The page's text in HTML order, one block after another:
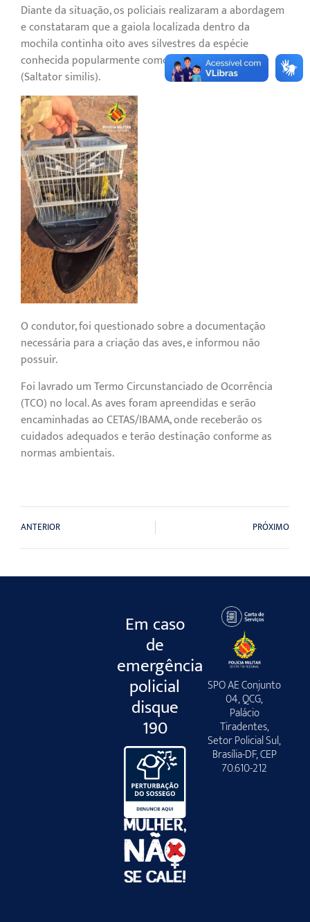
Diante da situação, os policiais realizaram a abordagem
e constataram que a gaiola localizada dentro da
mochila continha oito aves silvestres da espécie
conhecida popularmente como canário-da-terra
(Saltator similis).
O condutor, foi questionado sobre a documentação
necessária para a criação das aves, e informou não
possuir.
Foi lavrado um Termo Circunstanciado de Ocorrência
(TCO) no local. As aves foram apreendidas e serão
encaminhadas ao CETAS/IBAMA, onde receberão os
cuidados adequados e terão destinação conforme as
normas ambientais.
ANTERIOR PRÓXIMO
Em caso
de
emergência
policial
disque
190
SPO AE Conjunto
04, QCG,
Palácio
Tiradentes,
Setor Policial Sul,
Brasília-DF, CEP
70.610-212